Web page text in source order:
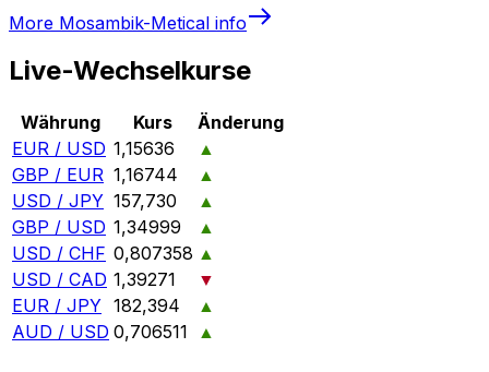
More Mosambik-Metical info
Live-Wechselkurse
Währung Kurs
Änderung
EUR / USD 1,15636
▲
GBP / EUR 1,16744
▲
USD / JPY 157,730
▲
GBP / USD 1,34999
▲
USD / CHF 0,807358 ▲
USD / CAD 1,39271
▼
EUR / JPY 182,394
▲
AUD / USD 0,706511 ▲